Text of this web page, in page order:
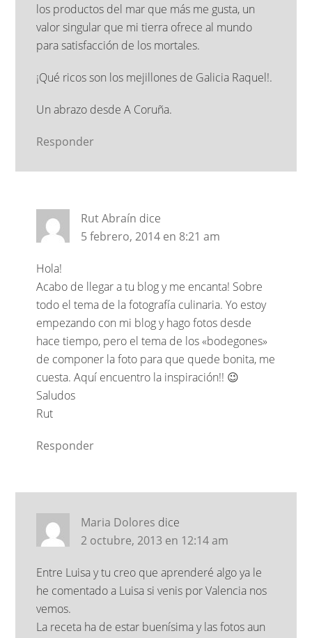
los productos del mar que más me gusta, un
valor singular que mi tierra ofrece al mundo
para satisfacción de los mortales.
¡Qué ricos son los mejillones de Galicia Raquel!.
Un abrazo desde A Coruña.
Responder
Rut Abraín dice
5 febrero, 2014 en 8:21 am
Hola!
Acabo de llegar a tu blog y me encanta! Sobre
todo el tema de la fotografía culinaria. Yo estoy
empezando con mi blog y hago fotos desde
hace tiempo, pero el tema de los «bodegones»
de componer la foto para que quede bonita, me
cuesta. Aquí encuentro la inspiración!! 😉
Saludos
Rut
Responder
Maria Dolores dice
2 octubre, 2013 en 12:14 am
Entre Luisa y tu creo que aprenderé algo ya le
he comentado a Luisa si venis por Valencia nos
vemos.
La receta ha de estar buenísima y las fotos aun